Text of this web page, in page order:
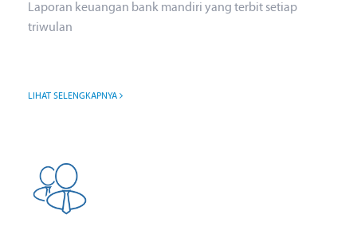
Laporan keuangan bank mandiri yang terbit setiap
triwulan
LIHAT SELENGKAPNYA